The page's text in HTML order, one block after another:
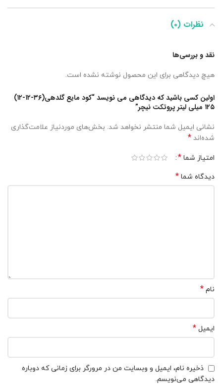
نظرات (۰)
نقد و بررسی‌ها
هیچ دیدگاهی برای این محصول نوشته نشده است.
اولین کسی باشید که دیدگاهی می نویسد “کود مایع گلدهی(۳۶-۱۲-۱۲)
۱۲۵ میلی لیتر پروتکت نیچر”
نشانی ایمیل شما منتشر نخواهد شد. بخش‌های موردنیاز علامت‌گذاری
شده‌اند *
امتیاز شما *
دیدگاه شما *
نام *
ایمیل *
ذخیره نام، ایمیل و وبسایت من در مرورگر برای زمانی که دوباره
دیدگاهی می‌نویسم.